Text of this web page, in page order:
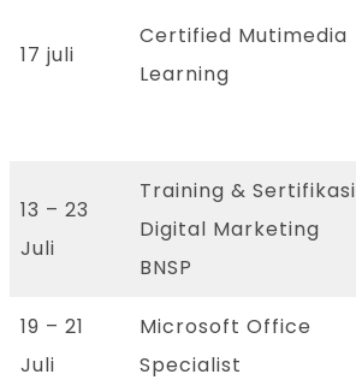
17 juli
Certified Mutimedia
Learning
13 – 23
Juli
Training & Sertifikasi
Digital Marketing
BNSP
19 – 21
Juli
Microsoft Office
Specialist